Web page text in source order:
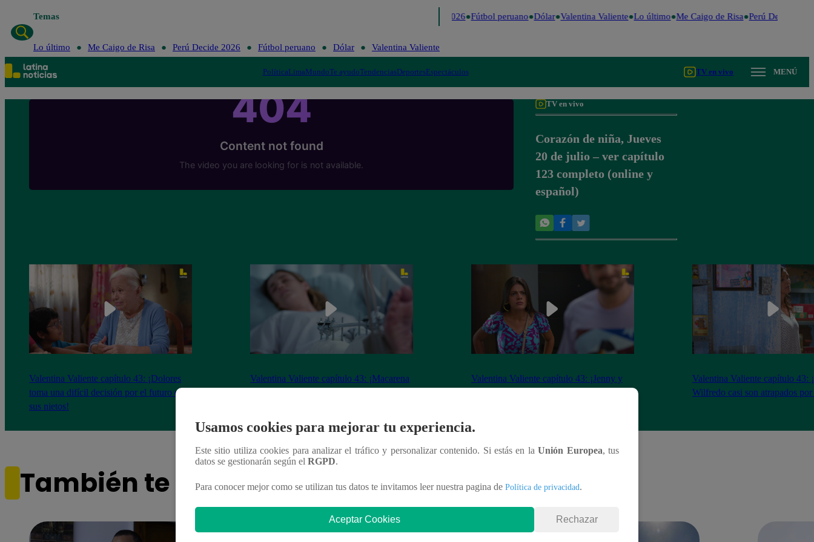
Temas Perú Decide 2026 Fútbol peruano Dólar Valentina Valiente Lo último Me Caigo de Risa Perú Decide 2026
Lo último Me Caigo de Risa Perú Decide 2026 Fútbol peruano Dólar Valentina Valiente
PolíticaLimaMundoTe ayudoTendenciasDeportesEspectáculos TV en vivo MENÚ
TV en vivo
Corazón de niña, Jueves
20 de julio – ver capítulo
123 completo (online y
español)
Valentina Valiente capítulo 43: ¡Dolores
toma una difícil decisión por el futuro de
sus nietos!
Valentina Valiente capítulo 43: ¡Macarena
Valentina Valiente capítulo 43: ¡Jenny y
Valentina Valiente capítulo 43:
Wilfredo casi son atrapados
También te puede interesar
Usamos cookies para mejorar tu experiencia.
Este sitio utiliza cookies para analizar el tráfico y personalizar contenido. Si estás en laUnión Europea, tus
datos se gestionarán según el RGPD.
Para conocer mejor como se utilizan tus datos te invitamos leer nuestra pagina de Política de privacidad.
Aceptar Cookies Rechazar